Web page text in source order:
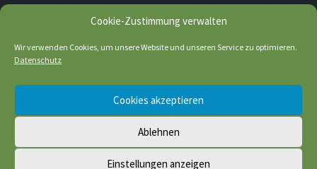
Cookie-Zustimmung verwalten
Wir verwenden Cookies, um unsere Website und unseren Service zu optimieren.
Datenschutz
Cookies akzeptieren
Ablehnen
Einstellungen anzeigen
im Sauerland mit rund 1.190 Einwohnern, der sich am
Zusammenfluss von Lenne und Fretter befindet. Das
Ortsbild des Dorfkerns ist teilweise noch altertümlich
geprägt; einige Fachwerkhäuser sind noch erhalten.
© 2026 Lenhausen